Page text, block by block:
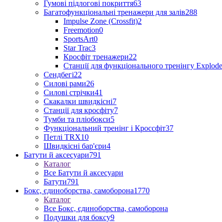
Гумові підлогові покриття63
Багатофункціональні тренажери для залів288
Impulse Zone (Crossfit)2
Freemotion0
SportsArt0
Star Trac3
Кросфіт тренажери22
Станції для функціонального тренінгу Explode
Сендбегі22
Силові рами26
Силові стрічки41
Скакалки швидкісні7
Станції для кросфіту7
Тумби та пліобокси5
Функціональний тренінг і Кроссфіт37
Петлі TRX10
Швидкісні бар'єри4
Батути й аксесуари791
Каталог
Все Батути й аксесуари
Батути791
Бокс, єдиноборства, самоборона1770
Каталог
Все Бокс, єдиноборства, самоборона
Подушки для боксу9